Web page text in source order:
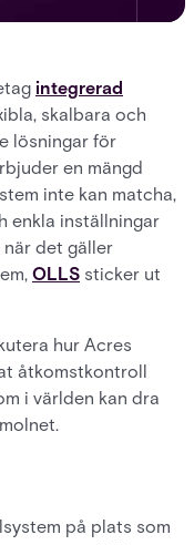
integrerad
skalbara och
lösningar för
en mängd
inte kan matcha,
enkla inställningar
det gäller
OLLS sticker ut
hur Acres
åtkomstkontroll
i världen kan dra
på plats som